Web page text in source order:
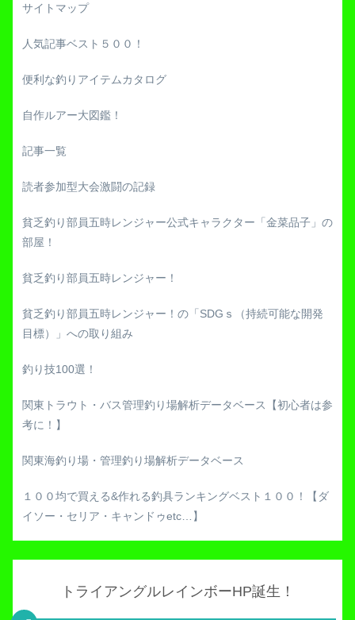
サイトマップ
人気記事ベスト５００！
便利な釣りアイテムカタログ
自作ルアー大図鑑！
記事一覧
読者参加型大会激闘の記録
貧乏釣り部員五時レンジャー公式キャラクター「金菜品子」の
部屋！
貧乏釣り部員五時レンジャー！
貧乏釣り部員五時レンジャー！の「SDGｓ（持続可能な開発
目標）」への取り組み
釣り技100選！
関東トラウト・バス管理釣り場解析データベース【初心者は参
考に！】
関東海釣り場・管理釣り場解析データベース
１００均で買える&作れる釣具ランキングベスト１００！【ダ
イソー・セリア・キャンドゥetc…】
トライアングルレインボーHP誕生！